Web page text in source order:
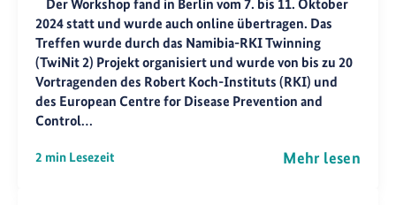
Der Workshop fand in Berlin vom 7. bis 11. Oktober
2024 statt und wurde auch online übertragen. Das
Treffen wurde durch das Namibia-RKI Twinning
(TwiNit 2) Projekt organisiert und wurde von bis zu 20
Vortragenden des Robert Koch-Instituts (RKI) und
des European Centre for Disease Prevention and
Control…
2 min Lesezeit Mehr lesen